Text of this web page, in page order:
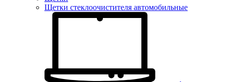
Щетки стеклоочистителя автомобильные